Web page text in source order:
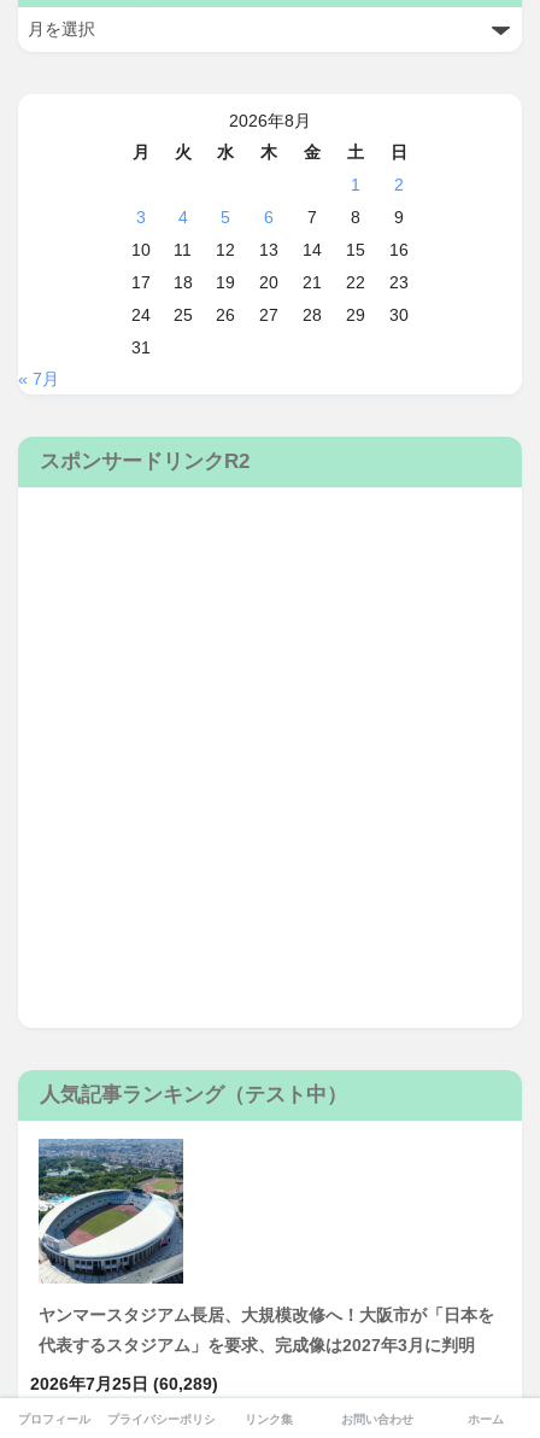
2026年8月
月
火 水 木 金 土
日
1
2
3
4 5 6 7 8
9
10
11 12 13 14 15
16
17
18 19 20 21 22
23
24
25 26 27 28 29
30
31
« 7月
スポンサードリンクR2
人気記事ランキング（テスト中）
ヤンマースタジアム長居、大規模改修へ！大阪市が「日本を
代表するスタジアム」を要求、完成像は2027年3月に判明
2026年7月25日 (60,289)
プロフィール プライバシーポリシー リンク集 お問い合わせ ホーム